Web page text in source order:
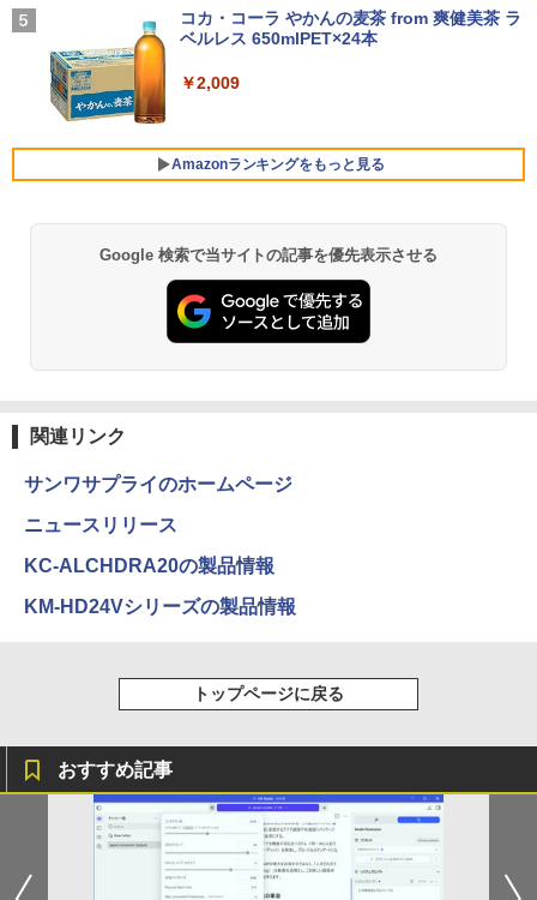
ndows11 Pro WPS Office 2024付き メ
モリ8GB SSD1TB 15.6型 テンキー ビジ
【★最大100%ポイント】【大特価!訳あ
sonic Let's note CF-XZ6/第7世代 Core
i5/メモリ:8GB/SSD:128GB/12型液晶/Wi
fi/Bluetooth/Office/USB-C/HDMI/中古パ
ソコン ノートパソコン モバイルパソコン
Windows11 Windows10
ト 返品 送料無料 中古デスクトップパソ
コン 中古パソコン デスクトップパソコン
新品 VETESA 一体型デスクトップパソコ
付き 第3世代 Core i7 メモリ16GB SSD5
12GB USB3.0 初期設定済み キーボー
ド・マウス付属
￥59,800
ッチ選択】 モバイルモニター 15.6インチ
ノングレア 非光沢 1080PフルHD コスパ
ポータブルモニター ゲーミングモニター
リモートワーク IPS Tpye-C/mini HDMI
￥9,999
HP P224 LED液晶モニター 21.5インチワ
イド 薄型 液晶ディスプレイ 1920×1080
（フルHD）白色LEDバックライト IPSパ
ネル 非光沢 ノングレア ディスプレイポ
ート HDMI VGA PS4 switch 対応 スイッ
チ VESA準拠【中古】
￥1,540
￥1,964
Xiaomi シャオミ REDMI Buds 8 Lite ワイヤ
￥3,480
￥250
コカ・コーラ やかんの麦茶 from 爽健美茶 ラ
ベルレス 650mlPET×24本
￥2,009
Amazonランキングをもっと見る
薬屋のひとりごと 17巻 (デジタル版ビッグガ
ンガンコミックス)
￥770
￥832
ONE PIECE モノクロ版 115 (ジャンプコミッ
HUNTER×HUNTER モノクロ版 39 (ジャンプ
スーパーの裏でヤニ吸うふたり 9巻 (デジタル
版ビッグガンガンコミックス)
Google 検索で当サイトの記事を優先表示させる
関連リンク
サンワサプライのホームページ
ニュースリリース
KC-ALCHDRA20の製品情報
KM-HD24Vシリーズの製品情報
トップページに戻る
おすすめ記事